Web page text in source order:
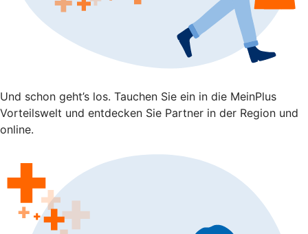
Und schon geht’s los. Tauchen Sie ein in die MeinPlus
Vorteilswelt und entdecken Sie Partner in der Region und
online.